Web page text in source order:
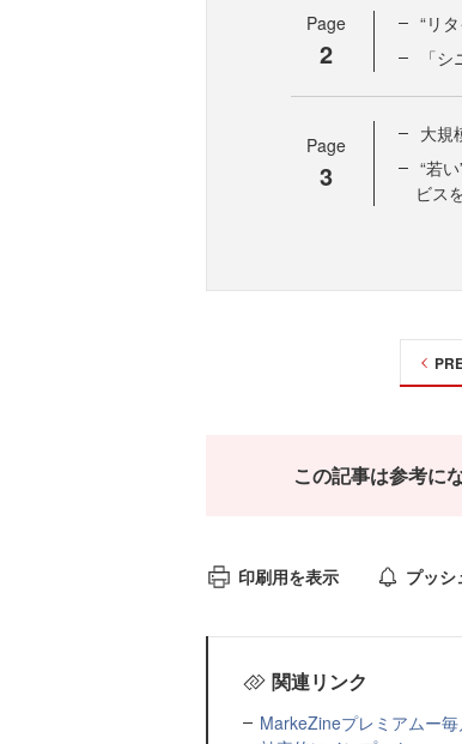
Page
2
“リ
「
Page
3
大規
“若
ビス
この記事は参考に
印刷用を表示 プッシ
関連リンク
MarkeZineプレミアムー